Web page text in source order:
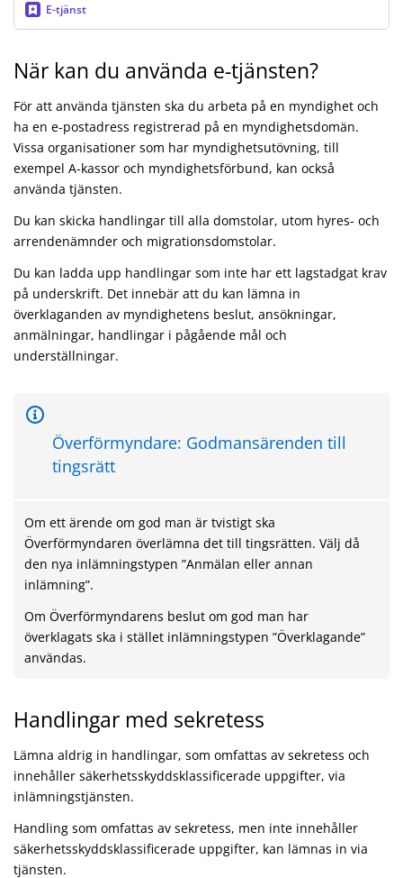
E-tjänst
När kan du använda e-tjänsten?
För att använda tjänsten ska du arbeta på en myndighet och
ha en e-postadress registrerad på en myndighetsdomän.
Vissa organisationer som har myndighetsutövning, till
exempel A-kassor och myndighetsförbund, kan också
använda tjänsten.
Du kan skicka handlingar till alla domstolar, utom hyres- och
arrendenämnder och migrationsdomstolar.
Du kan ladda upp handlingar som inte har ett lagstadgat krav
på underskrift. Det innebär att du kan lämna in
överklaganden av myndighetens beslut, ansökningar,
anmälningar, handlingar i pågående mål och
underställningar.
Överförmyndare: Godmansärenden till
tingsrätt
Om ett ärende om god man är tvistigt ska
Överförmyndaren överlämna det till tingsrätten. Välj då
den nya inlämningstypen ”Anmälan eller annan
inlämning”.
Om Överförmyndarens beslut om god man har
överklagats ska i stället inlämningstypen ”Överklagande”
användas.
Handlingar med sekretess
Lämna aldrig in handlingar, som omfattas av sekretess och
innehåller säkerhetsskyddsklassificerade uppgifter, via
inlämningstjänsten.
Handling som omfattas av sekretess, men inte innehåller
säkerhetsskyddsklassificerade uppgifter, kan lämnas in via
tjänsten.